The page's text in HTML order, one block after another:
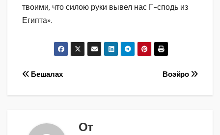
твоими, что силою руки вывел нас Г-сподь из
Египта».
Навигация
по
Воэйро
Бешалах
От